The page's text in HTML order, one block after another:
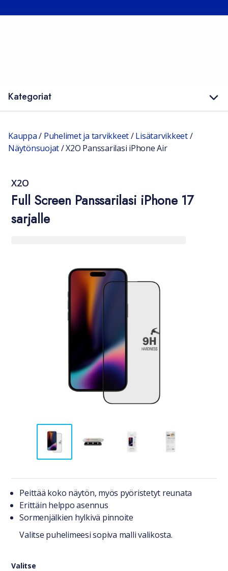
Kategoriat
Kauppa/ Puhelimet ja tarvikkeet/Lisätarvikkeet/
Näytönsuojat/X2O Panssarilasi iPhone Air
X2O
Full Screen Panssarilasi iPhone 17
sarjalle
Tuotteesta lyhyesti
Peittää koko näytön, myös pyöristetyt reunata
Erittäin helppo asennus
Sormenjälkien hylkivä pinnoite
Valitse puhelimeesi sopiva malli valikosta.
Valitse